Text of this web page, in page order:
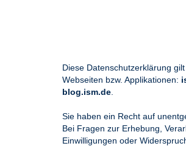
Diese Datenschutzerklärung
Webseiten bzw. Applikationen:
blog.ism.de
Sie haben ein Recht auf
Bei Fragen zur Erhebung,
Einwilligungen oder